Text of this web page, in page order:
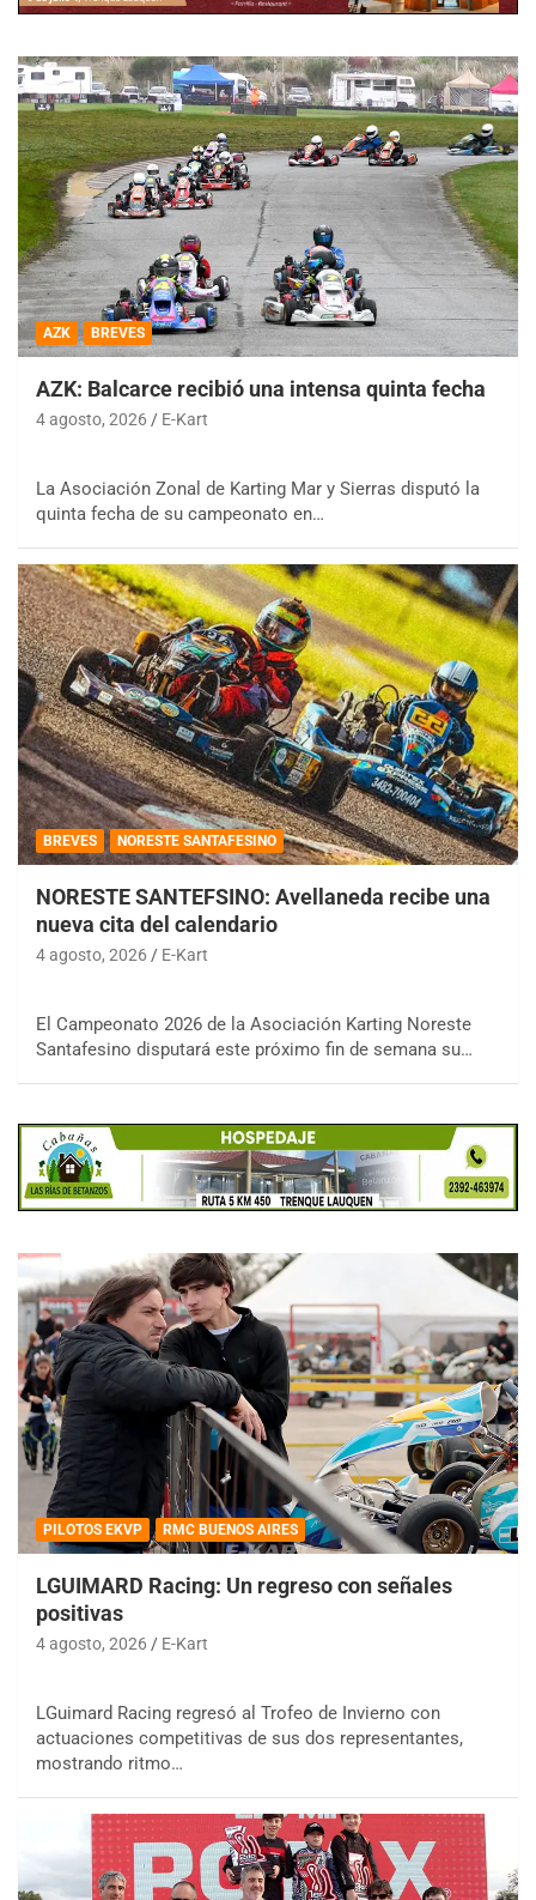
AZK BREVES
AZK: Balcarce recibió una intensa quinta fecha
4 agosto, 2026 E-Kart
La Asociación Zonal de Karting Mar y Sierras disputó la
quinta fecha de su campeonato en…
BREVES NORESTE SANTAFESINO
NORESTE SANTEFSINO: Avellaneda recibe una
nueva cita del calendario
4 agosto, 2026 E-Kart
El Campeonato 2026 de la Asociación Karting Noreste
Santafesino disputará este próximo fin de semana su…
PILOTOS EKVP RMC BUENOS AIRES
LGUIMARD Racing: Un regreso con señales
positivas
4 agosto, 2026 E-Kart
LGuimard Racing regresó al Trofeo de Invierno con
actuaciones competitivas de sus dos representantes,
mostrando ritmo…